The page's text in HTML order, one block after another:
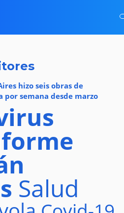
hizo seis obras de
semana desde marzo
Salud